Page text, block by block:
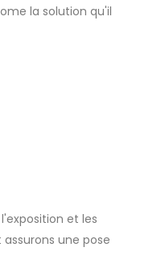
la solution qu'il
et les
une pose